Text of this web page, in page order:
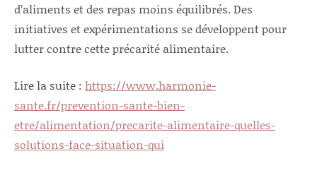
d’aliments et des repas moins équilibrés. Des
initiatives et expérimentations se développent pour
lutter contre cette précarité alimentaire.
Lire la suite : https://www.harmonie-
sante.fr/prevention-sante-bien-
etre/alimentation/precarite-alimentaire-quelles-
solutions-face-situation-qui